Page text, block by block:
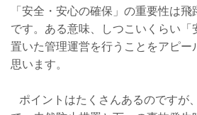
「安全・安心の確保」の重要性は
です。ある意味、しつこいくらい「
置いた管理運営を行うことをアピー
思います。
ポイントはたくさんあるのですが